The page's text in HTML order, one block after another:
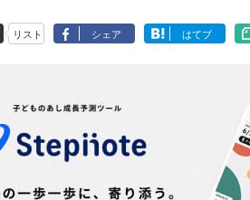
リスト シェア はてブ